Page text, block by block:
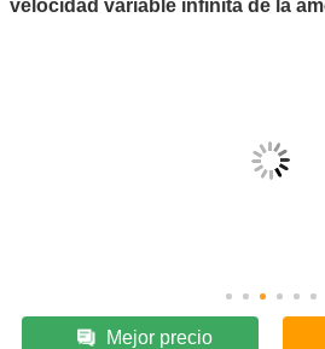
velocidad variable infinita de la
Mejor precio